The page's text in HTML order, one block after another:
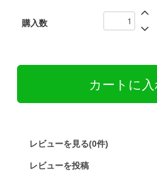
購入数
レビューを見る(0件)
レビューを投稿